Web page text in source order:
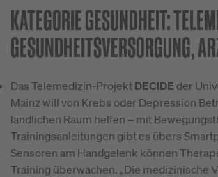
KATEGORIE GESUNDHEIT:
GESUNDHEITSVERSORGUNG,
Das Telemedizin-Projekt DECIDE der
Mainz will von Krebs oder Depression
ländlichen Raum helfen – mit
Trainingsanleitungen gibt es übers
Sensoren am Handgelenk können
Training überwachen. „Die medizinische